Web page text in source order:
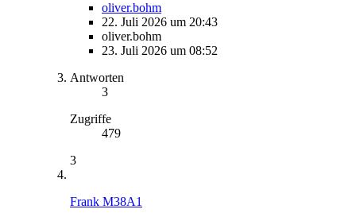
oliver.bohm
22. Juli 2026 um 20:43
oliver.bohm
23. Juli 2026 um 08:52
Antworten
3
Zugriffe
479
3
Frank M38A1